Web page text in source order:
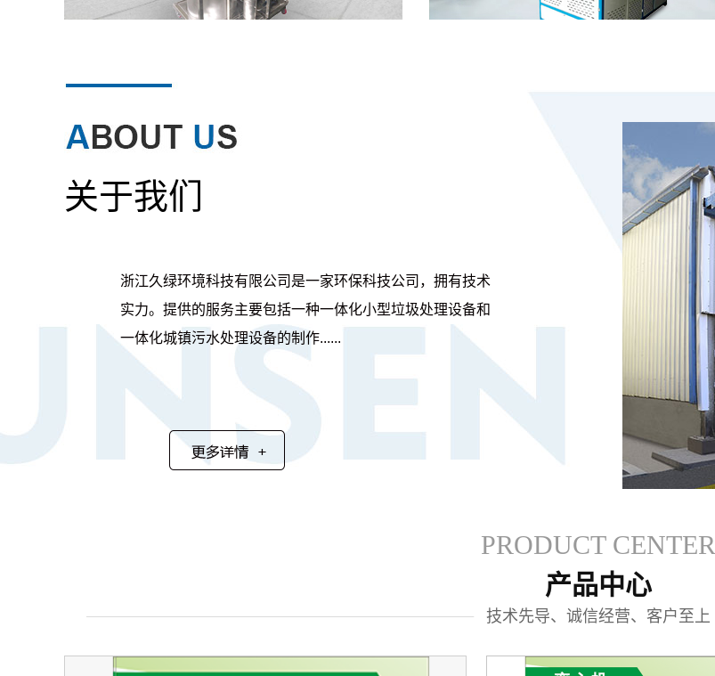
关于我们
浙江久绿环境科技有限公司是一家环保科技公司，拥有技术
实力。提供的服务主要包括一种一体化小型垃圾处理设备和
一体化城镇污水处理设备的制作......
PRODUCT CENTER
产品中心
技术先导、诚信经营、客户至上